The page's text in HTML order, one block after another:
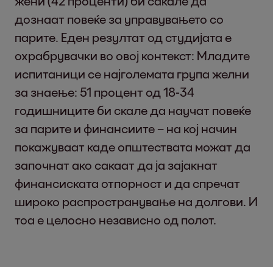
дознаат повеќе за управувањето со
парите. Еден резултат од студијата е
охрабрувачки во овој контекст: Младите
испитаници се најголемата група желни
за знаење: 51 процент од 18-34
годишниците би скале да научат повеќе
за парите и финансиите – на кој начин
покажуваат каде општествата можат да
започнат ако сакаат да ја зајакнат
финансиската отпорност и да спречат
широко распространување на долгови. И
тоа е целосно независно од полот.